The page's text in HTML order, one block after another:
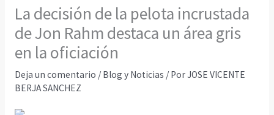
La decisión de la pelota incrustada
de Jon Rahm destaca un área gris
en la oficiación
Deja un comentario / Blog y Noticias / PorJOSE VICENTE
BERJA SANCHEZ